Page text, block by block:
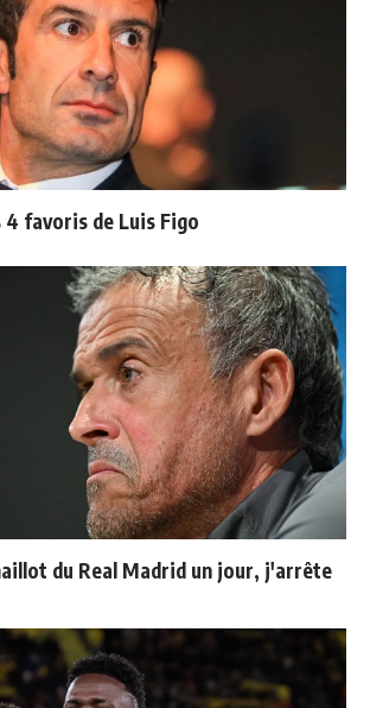
4 favoris de Luis Figo
du Real Madrid un jour, j'arrête